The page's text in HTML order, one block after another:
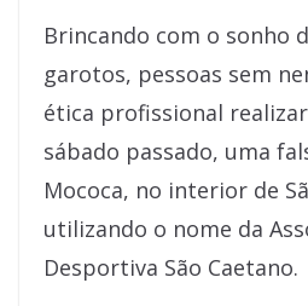
Brincando com o sonho
garotos, pessoas sem
ética profissional
sábado passado, uma
Mococa, no interior de
utilizando o nome da
Desportiva São Caetano.